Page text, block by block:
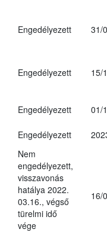
Engedélyezett 31/
Engedélyezett 15/
Engedélyezett
01/
Engedélyezett
Nem
engedélyezett,
visszavonás
hatálya 2022.
03.16., végső
türelmi idő
vége
16/